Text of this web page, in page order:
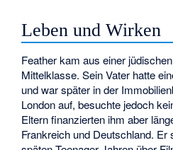
Leben und Wirken
Feather kam aus einer
Mittelklasse. Sein Vater hatte
und war später in der
London auf, besuchte jedoch
Eltern finanzierten ihm aber
Frankreich und Deutschland.